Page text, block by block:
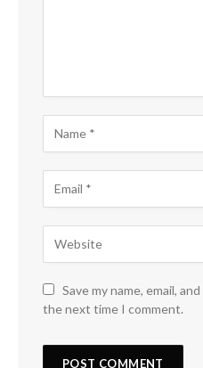
Save my name, email,
the next time I comment.